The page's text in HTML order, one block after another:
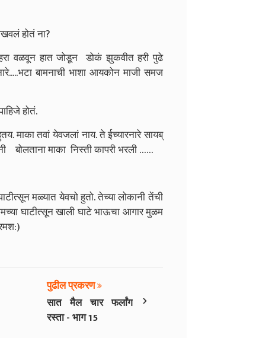
होतं ना?
वळवून हात जोडून डोकं झुकवीत हरी पुढे
बामनाची भाशा आयकोन माजी समज
होतं.
माका तवां येवजलां नाय. ते ईच्यारनारे सायब्
बोलताना माका निस्ती कापरी भरली ……
मळ्यात येवचो हुतो. तेच्या लोकानी तेंची
घाटीत्सून खाली घाटे भाऊचा आगार मुळम
›
पुढील प्रकरण
सात मैल चार फर्लांग
रस्ता - भाग 15